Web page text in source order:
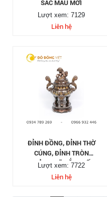
SẮC MẪU MỚI
Lượt xem: 7129
Liên hệ
ĐỈNH ĐỒNG, ĐỈNH THỜ
CÚNG, ĐỈNH TRÒN
KHẢM NGŨ SẮC THẤT
LÂN VỜN CẦU
Lượt xem: 7722
Liên hệ